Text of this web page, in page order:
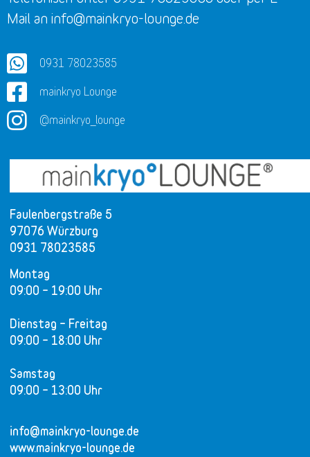
Faulenbergstraße 5
97076 Würzburg
0931 78023585
Montag
09:00 – 19:00 Uhr
Dienstag – Freitag
09:00 – 18:00 Uhr
Samstag
09:00 – 13:00 Uhr
info@mainkryo-lounge.de
www.mainkryo-lounge.de
Mail an info@mainkryo-lounge.de
0931 78023585
mainkryo Lounge
@mainkryo_lounge